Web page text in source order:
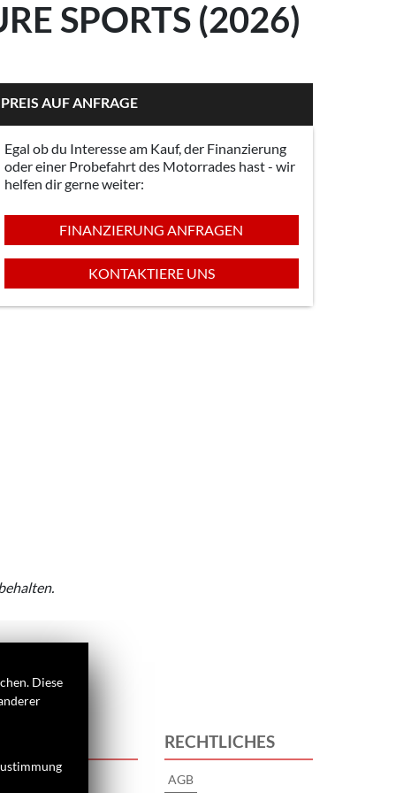
SPORTS (2026)
PREIS AUF ANFRAGE
Egal ob du Interesse am Kauf, der Finanzierung
oder einer Probefahrt des Motorrades hast - wir
helfen dir gerne weiter:
FINANZIERUNG ANFRAGEN
KONTAKTIERE UNS
RECHTLICHES
AGB
Diese